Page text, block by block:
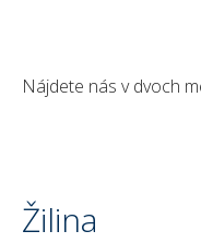
Nájdete nás v dvoch
Žilina